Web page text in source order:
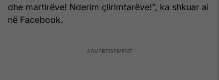
dhe martirëve! Nderim çlirimtarëve!”, ka shkuar ai
në Facebook.